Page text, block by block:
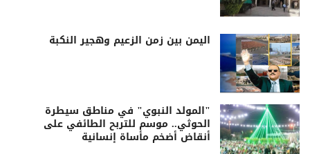
اليمن بين زمن الزعيم وهجير النكبة
"المولد النبوي" في مناطق سيطرة
الحوثي.. موسم للتربح الطائفي على
أنقاض أضخم مأساة إنسانية